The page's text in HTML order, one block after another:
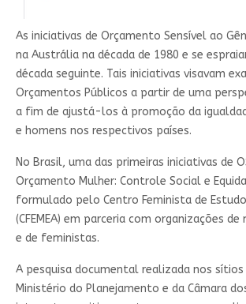
As iniciativas de Orçamento Sensível ao
na Austrália na década de 1980 e se
década seguinte. Tais iniciativas visavam
Orçamentos Públicos a partir de uma
a fim de ajustá-los à promoção da
e homens nos respectivos países.
No Brasil, uma das primeiras iniciativas de
Orçamento Mulher: Controle Social e
formulado pelo Centro Feminista de
(CFEMEA) em parceria com organizações
e de feministas.
A pesquisa documental realizada nos sítios
Ministério do Planejamento e da Câmara